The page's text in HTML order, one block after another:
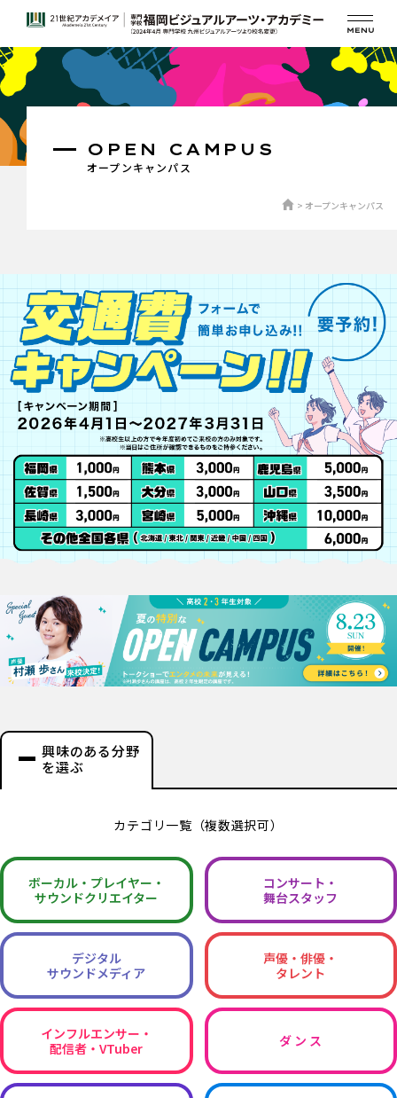
オープンキャンパス
OPEN CAMPUS
オープンキャンパス
興味のある分野
を選ぶ
カテゴリ一覧（複数選択可）
ボーカル・ プレイヤー・
サウンドクリエイター
コンサート・
舞台スタッフ
デジタル
サウンドメディア
声優・俳優・
タレント
インフルエンサー・
配信者・VTuber
ダ ン ス